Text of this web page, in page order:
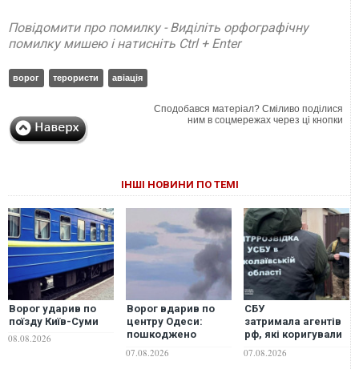
Повідомити про помилку - Виділіть орфографічну
помилку мишею і натисніть Ctrl + Enter
ворог терористи авіація
Сподобався матеріал? Сміливо поділися
ним в соцмережах через ці кнопки
ІНШІ НОВИНИ ПО ТЕМІ
Ворог ударив по
поїзду Київ-Суми
08.08.2026
Ворог вдарив по
центру Одеси:
пошкоджено
стадіон
07.08.2026
СБУ
затримала агентів
рф, які коригували
Миколаєву
07.08.2026